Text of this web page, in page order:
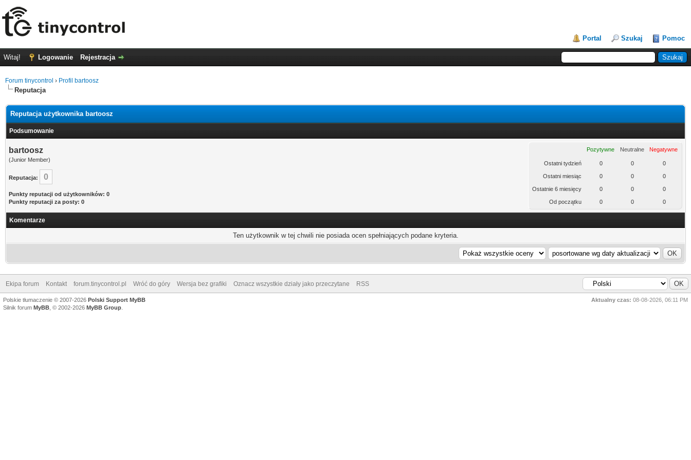
Portal Szukaj Pomoc
Witaj! Logowanie Rejestracja
Forum tinycontrol › Profil bartoosz
Reputacja
Reputacja użytkownika bartoosz
Podsumowanie
bartoosz
(Junior Member)
Reputacja: 0
Punkty reputacji od użytkowników: 0
Punkty reputacji za posty: 0
Pozytywne Neutralne Negatywne
Ostatni tydzień 0 0 0
Ostatni miesiąc 0 0 0
Ostatnie 6 miesięcy 0 0 0
Od początku 0 0 0
Komentarze
Ten użytkownik w tej chwili nie posiada ocen spełniających podane kryteria.
Ekipa forum Kontakt forum.tinycontrol.pl Wróć do góry Wersja bez grafiki Oznacz wszystkie działy jako przeczytane RSS
Aktualny czas: 08-08-2026, 06:11 PM
Polskie tłumaczenie © 2007-2026 Polski Support MyBB
Silnik forum MyBB , © 2002-2026 MyBB Group